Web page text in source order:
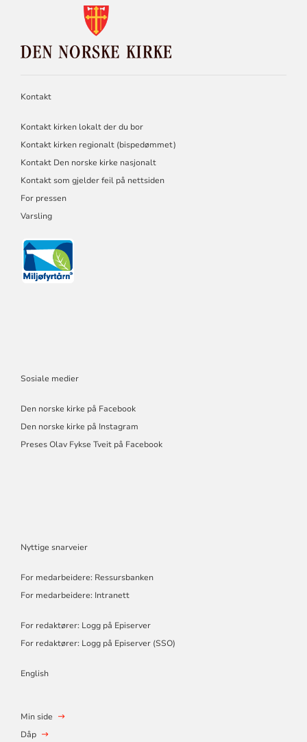
NORSKE
KIRKE
Kontakt
Kontakt kirken lokalt der du bor
Kontakt kirken regionalt (bispedømmet)
Kontakt Den norske kirke nasjonalt
Kontakt som gjelder feil på nettsiden
For pressen
Varsling
Sosiale medier
Den norske kirke på Facebook
Den norske kirke på Instagram
Preses Olav Fykse Tveit på Facebook
Nyttige snarveier
For medarbeidere: Ressursbanken
For medarbeidere: Intranett
For redaktører: Logg på Episerver
For redaktører: Logg på Episerver (SSO)
English
Min side
Dåp